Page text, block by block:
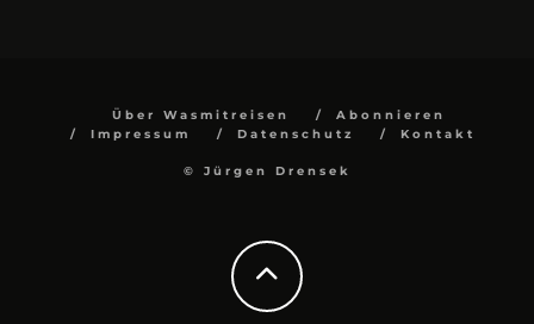
Über Wasmitreisen
Abonnieren
Impressum
Datenschutz Kontakt
© Jürgen Drensek